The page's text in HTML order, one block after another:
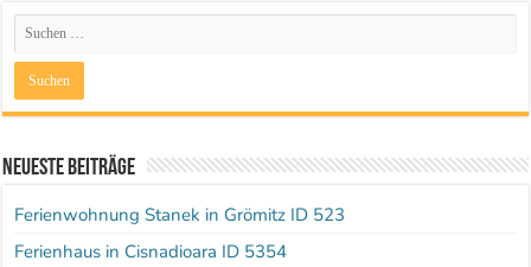
Neueste Beiträge
Ferienwohnung Stanek in Grömitz ID 523
Ferienhaus in Cisnadioara ID 5354